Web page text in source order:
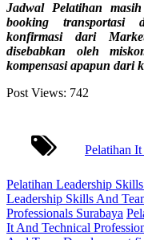
Jadwal Pelatihan
booking transportasi
konfirmasi dari
disebabkan oleh
kompensasi apapun dari
Post Views: 742
Pelatihan
Pelatihan Leadership
Leadership Skills And
Professionals Surabaya
It And Technical